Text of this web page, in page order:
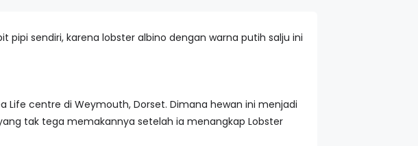
sendiri, karena lobster albino dengan warna putih salju ini
Life centre di Weymouth, Dorset. Dimana hewan ini menjadi
tak tega memakannya setelah ia menangkap Lobster